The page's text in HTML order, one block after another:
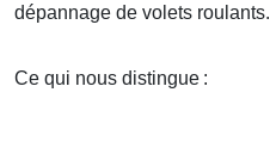
dépannage de volets roulants.
Ce qui nous distingue :